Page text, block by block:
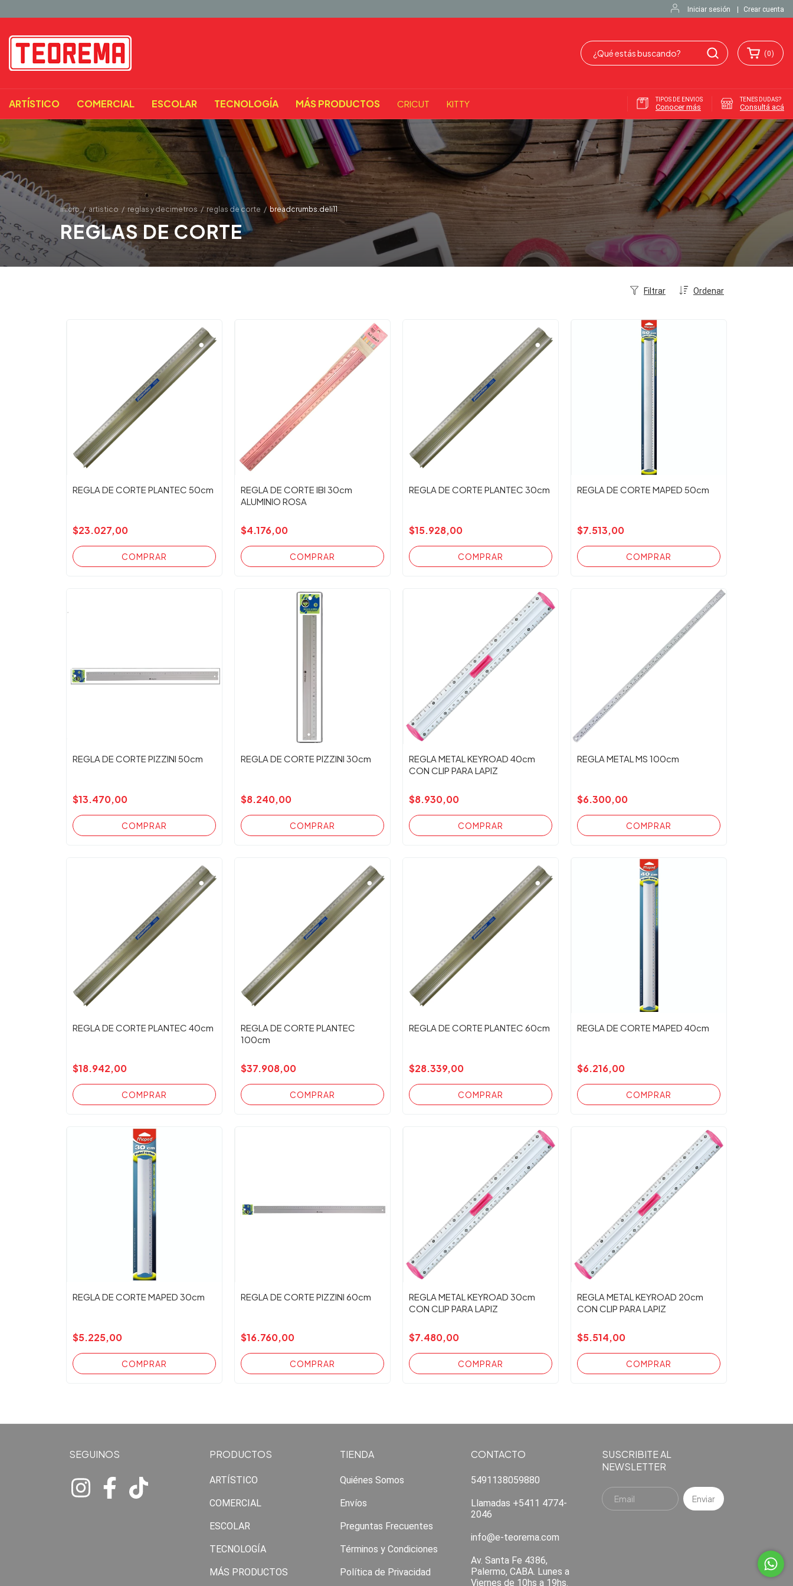
Iniciar sesión Crear cuenta
(0)
ARTÍSTICO COMERCIAL ESCOLAR TECNOLOGÍA MÁS PRODUCTOS CRICUT KITTY TIPOS DE ENVIOS
Conocer más
TENES DUDAS?
Consultá acá
inicio / artistico / reglas y decimetros / reglas de corte / breadcrumbs.deli11
REGLAS DE CORTE
Ordenar
Filtrar
REGLA DE CORTE PLANTEC 50cm
$23.027,00
REGLA DE CORTE IBI 30cm
ALUMINIO ROSA
$4.176,00
REGLA DE CORTE PLANTEC 30cm
$15.928,00
REGLA DE CORTE MAPED 50cm
$7.513,00
REGLA DE CORTE PIZZINI 50cm
$13.470,00
REGLA DE CORTE PIZZINI 30cm
$8.240,00
REGLA METAL KEYROAD 40cm
CON CLIP PARA LAPIZ
$8.930,00
REGLA METAL MS 100cm
$6.300,00
REGLA DE CORTE PLANTEC 40cm
$18.942,00
REGLA DE CORTE PLANTEC
100cm
$37.908,00
REGLA DE CORTE PLANTEC 60cm
$28.339,00
REGLA DE CORTE MAPED 40cm
$6.216,00
REGLA DE CORTE MAPED 30cm
$5.225,00
REGLA DE CORTE PIZZINI 60cm
$16.760,00
REGLA METAL KEYROAD 30cm
CON CLIP PARA LAPIZ
$7.480,00
REGLA METAL KEYROAD 20cm
CON CLIP PARA LAPIZ
$5.514,00
SEGUINOS PRODUCTOS
ARTÍSTICO
COMERCIAL
ESCOLAR
TECNOLOGÍA
MÁS PRODUCTOS
TIENDA
Quiénes Somos
Envíos
Preguntas Frecuentes
Términos y Condiciones
Política de Privacidad
CONTACTO
5491138059880
Llamadas +5411 4774-
2046
info@e-teorema.com
Av. Santa Fe 4386,
Palermo, CABA. Lunes a
Viernes de 10hs a 19hs.
SUSCRIBITE AL
NEWSLETTER